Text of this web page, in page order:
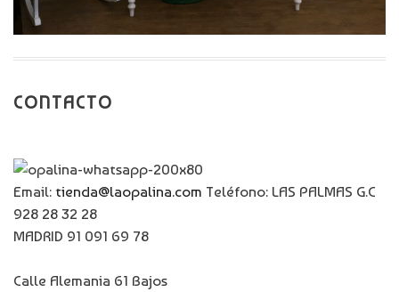
CONTACTO
Email: tienda@laopalina.com Teléfono: LAS PALMAS G.C
928 28 32 28
MADRID 91 091 69 78
Calle Alemania 61 Bajos